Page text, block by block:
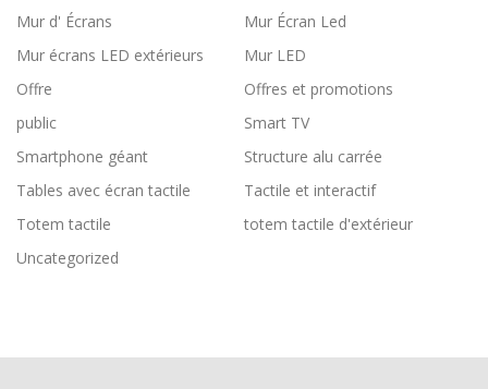
Mur d' Écrans
Mur Écran Led
Mur écrans LED extérieurs
Mur LED
Offre
Offres et promotions
public
Smart TV
Smartphone géant
Structure alu carrée
Tables avec écran tactile
Tactile et interactif
Totem tactile
totem tactile d'extérieur
Uncategorized